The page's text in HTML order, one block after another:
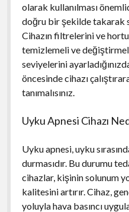
olarak kullanılması
doğru bir şekilde takarak
Cihazın filtrelerini ve
temizlemeli ve
seviyelerini
öncesinde cihazı
tanımalısınız.
Uyku Apnesi Cihazı
Uyku apnesi, uyku
durmasıdır. Bu durumu
cihazlar, kişinin solunum
kalitesini artırır. Cihaz,
yoluyla hava basıncı